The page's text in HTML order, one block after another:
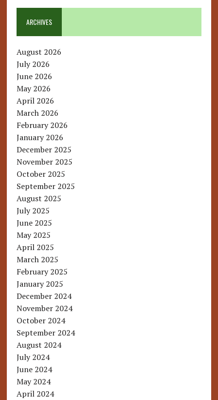
ARCHIVES
August 2026
July 2026
June 2026
May 2026
April 2026
March 2026
February 2026
January 2026
December 2025
November 2025
October 2025
September 2025
August 2025
July 2025
June 2025
May 2025
April 2025
March 2025
February 2025
January 2025
December 2024
November 2024
October 2024
September 2024
August 2024
July 2024
June 2024
May 2024
April 2024